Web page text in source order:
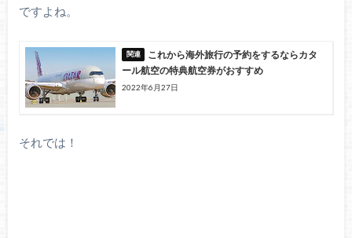
ですよね。
これから海外旅行の予約をするならカタ
ール航空の特典航空券がおすすめ
2022年6月27日
それでは！